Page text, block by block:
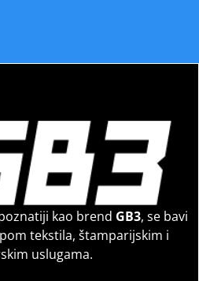
kao brend GB3, se bavi
tekstila, štamparijskim i
uslugama.